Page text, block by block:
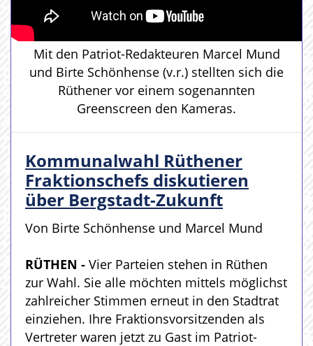
Mit den Patriot-Redakteuren Marcel Mund
und Birte Schönhense (v.r.) stellten sich die
Rüthener vor einem sogenannten
Greenscreen den Kameras.
Kommunalwahl Rüthener
Fraktionschefs diskutieren
über Bergstadt-Zukunft
Von Birte Schönhense und Marcel Mund
RÜTHEN - Vier Parteien stehen in Rüthen
zur Wahl. Sie alle möchten mittels möglichst
zahlreicher Stimmen erneut in den Stadtrat
einziehen. Ihre Fraktionsvorsitzenden als
Vertreter waren jetzt zu Gast im Patriot-